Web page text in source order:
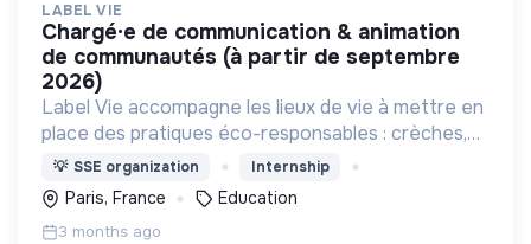
LABEL VIE
chargé·e de communication & animation
de communautés (à partir de septembre
2026)
Label Vie accompagne les lieux de vie à mettre en
place des pratiques éco-responsables : crèches,
assistants maternels, centres de loisirs.
💡 SSE organization Internship
Paris, France Education
3 months ago